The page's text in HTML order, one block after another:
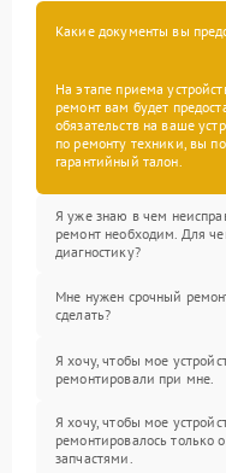
Какие документы вы
На этапе приема
ремонт вам будет
обязательств на ваше
по ремонту техники, вы
гарантийный талон.
Я уже знаю в чем
ремонт необходим. Для
диагностику?
Мне нужен срочный
сделать?
Я хочу, чтобы мое
ремонтировали при мне.
Я хочу, чтобы мое
ремонтировалось только
запчастями.